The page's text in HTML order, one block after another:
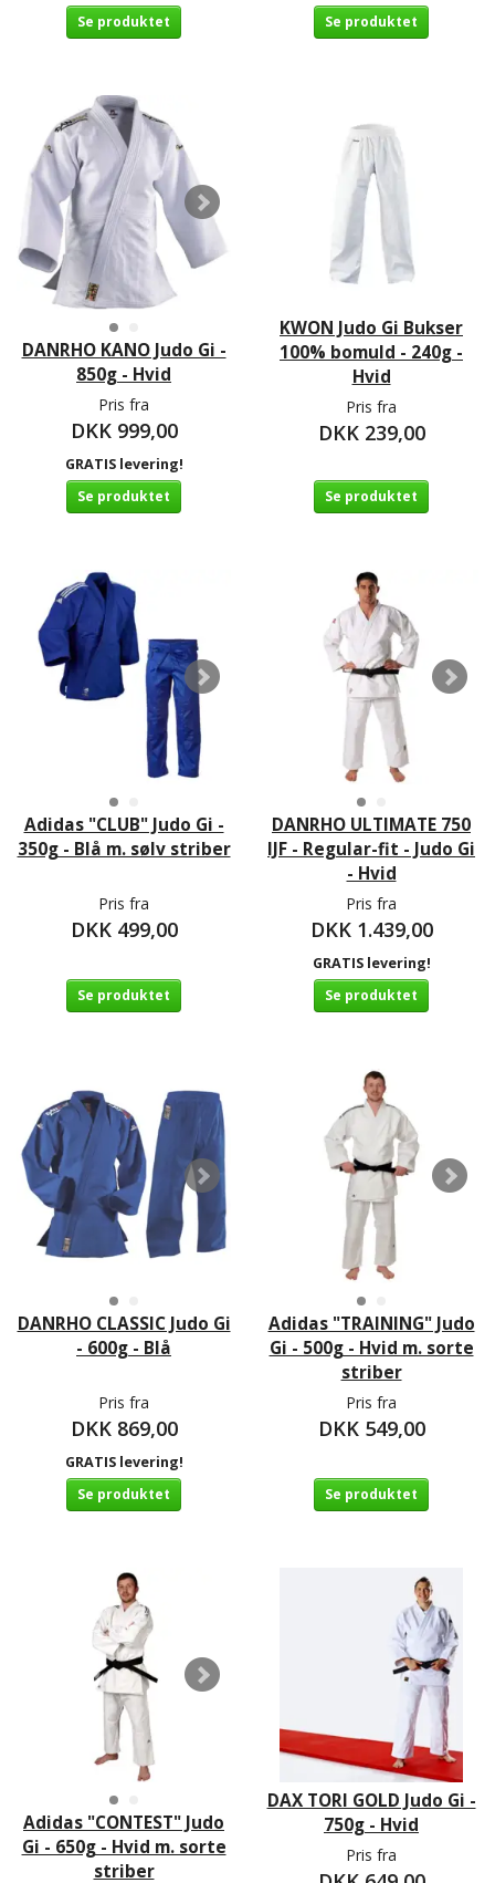
Se produktet
Se produktet
DANRHO KANO Judo Gi -
850g - Hvid
Pris fra
DKK 999,00
GRATIS levering!
Se produktet
KWON Judo Gi Bukser
100% bomuld - 240g -
Hvid
Pris fra
DKK 239,00
Se produktet
Adidas "CLUB" Judo Gi -
350g - Blå m. sølv striber
Pris fra
DKK 499,00
Se produktet
DANRHO ULTIMATE 750
IJF - Regular-fit - Judo Gi
- Hvid
Pris fra
DKK 1.439,00
GRATIS levering!
Se produktet
DANRHO CLASSIC Judo Gi
- 600g - Blå
Pris fra
DKK 869,00
GRATIS levering!
Se produktet
Adidas "TRAINING" Judo
Gi - 500g - Hvid m. sorte
striber
Pris fra
DKK 549,00
Se produktet
Adidas "CONTEST" Judo
Gi - 650g - Hvid m. sorte
striber
DAX TORI GOLD Judo Gi -
750g - Hvid
Pris fra